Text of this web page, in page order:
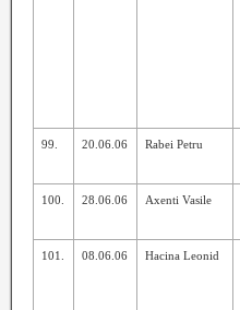
99. 20.06.06 Rabei Petru
100. 28.06.06 Axenti Vasile
101. 08.06.06 Hacina Leonid